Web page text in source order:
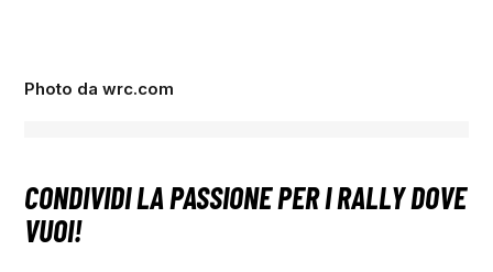
Photo da wrc.com